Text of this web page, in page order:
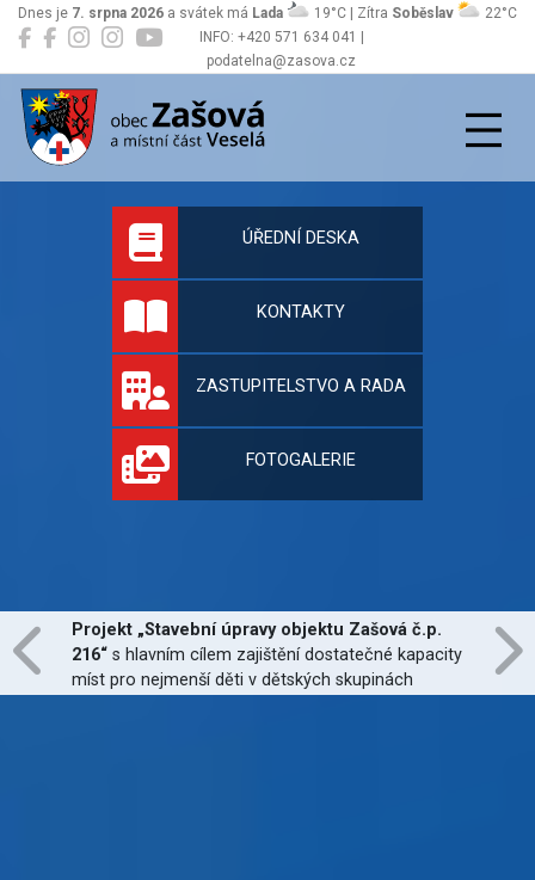
INFO: +420 571 634 041 |
podatelna@zasova.cz
Dnes je 7. srpna 2026 a svátek má Lada 19°C | Zítra Soběslav 22°C
Zašová
Oficiální stránky
ÚŘEDNÍ DESKA
KONTAKTY
ZASTUPITELSTVO A RADA
FOTOGALERIE
Investice do moderních technologií vzdělávání a
infrastruktury pro polytechnické vzdělávání,
zapojení nových odborných učeben.